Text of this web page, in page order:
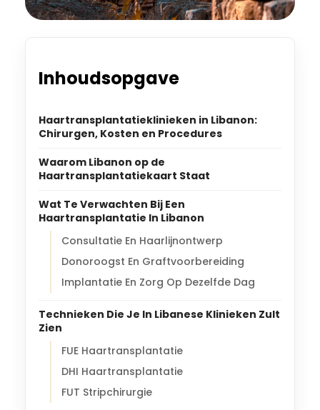
Inhoudsopgave
Haartransplantatieklinieken in Libanon:
Chirurgen, Kosten en Procedures
Waarom Libanon op de
Haartransplantatiekaart Staat
Wat Te Verwachten Bij Een
Haartransplantatie In Libanon
Consultatie En Haarlijnontwerp
Donoroogst En Graftvoorbereiding
Implantatie En Zorg Op Dezelfde Dag
Technieken Die Je In Libanese Klinieken Zult
Zien
FUE Haartransplantatie
DHI Haartransplantatie
FUT Stripchirurgie